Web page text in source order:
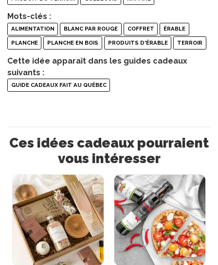
Mots-clés :
ALIMENTATION BLANC PAR ROUGE COFFRET ÉRABLE
PLANCHE PLANCHE EN BOIS PRODUITS D'ÉRABLE TERROIR
Cette idée apparaît dans les guides cadeaux
suivants :
GUIDE CADEAUX FAIT AU QUÉBEC
Ces idées cadeaux pourraient
vous intéresser